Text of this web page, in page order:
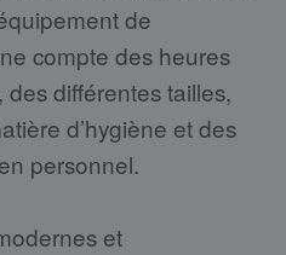
de
compte des heures
des différentes tailles,
d’hygiène et des
personnel.
et